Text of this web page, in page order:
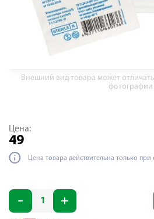
Внешний вид товара может
фотографии
Цена:
49
Цена товара действительна только